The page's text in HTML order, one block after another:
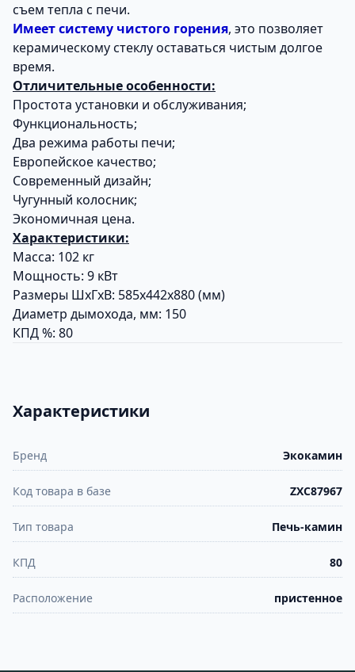
съем тепла с печи.
Имеет систему чистого горения, это позволяет
керамическому стеклу оставаться чистым долгое
время.
Отличительные особенности:
Простота установки и обслуживания;
Функциональность;
Два режима работы печи;
Европейское качество;
Современный дизайн;
Чугунный колосник;
Экономичная цена.
Характеристики:
Масса: 102 кг
Мощность: 9 кВт
Размеры ШхГхВ: 585x442x880 (мм)
Диаметр дымохода, мм: 150
КПД %: 80
Характеристики
Бренд Экокамин
Код товара в базе ZXC87967
Тип товара Печь-камин
КПД 80
Расположение пристенное